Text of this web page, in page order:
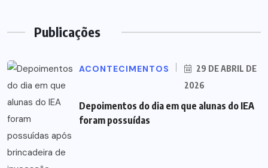
Publicações
ACONTECIMENTOS
29 DE ABRIL DE
2026
Depoimentos do dia em que alunas do IEA
foram possuídas